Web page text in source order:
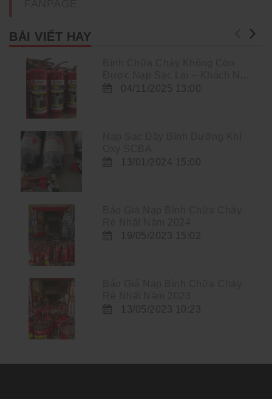
BÀI VIẾT HAY
Làm Gì?04/11/2025 13:00
13/01/2024 15:00
19/05/2023 15:02
13/05/2023 10:23